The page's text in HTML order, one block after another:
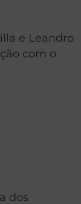
e Leandro
com o
dos